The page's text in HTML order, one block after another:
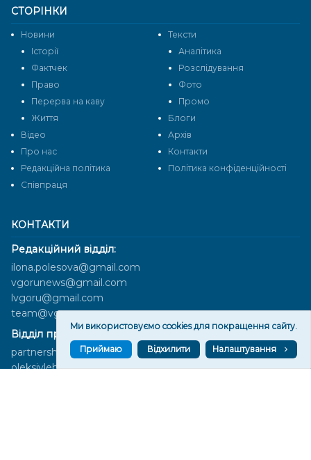
КОНТАКТИ
Редакційний відділ:
ilona.polesova@gmail.com
vgorunews@gmail.com
lvgoru@gmail.com
team@vgoru.org
Відділ продажів:
partnership@vgoru.org
oleksiylehen@vgoru.org
СТОРІНКИ
Новини
Тексти
Історії
Аналітика
Фактчек
Розслідування
Право
Фото
Перерва на каву
Промо
Життя
Блоги
Відео
Архів
Про нас
Контакти
Редакційна політика
Політика конфіденційності
Cпівпраця
Ми використовуємо cookies для покращення сайту.
Приймаю Відхилити Налаштування